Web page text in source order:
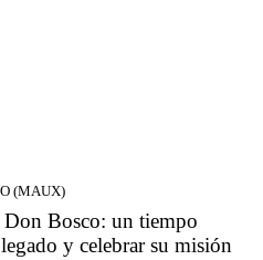
(MAUX)
Bosco: un tiempo
y celebrar su misión